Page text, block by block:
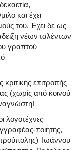
και έχει
του. Έχει δε ως
νέων ταλέντων
γραπτού
επιτροπής
(χωρίς από κοινού
λογοτέχνες
ποιητής,
, Ιωάννου